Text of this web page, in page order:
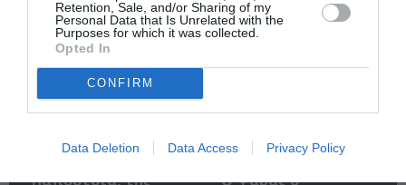
Retention, Sale, and/or Sharing of my
Personal Data that Is Unrelated with the
Purposes for which it was collected.
Opted In
CONFIRM
Data Deletion Data Access Privacy Policy
Φεστιβάλ Άνδρου
Παπούτσια, της
Ο Ψαράς ο